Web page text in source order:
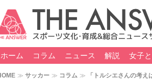
ホーム コラム ニュース 解説 女子
サッカー コラム 「トルシエさんの考